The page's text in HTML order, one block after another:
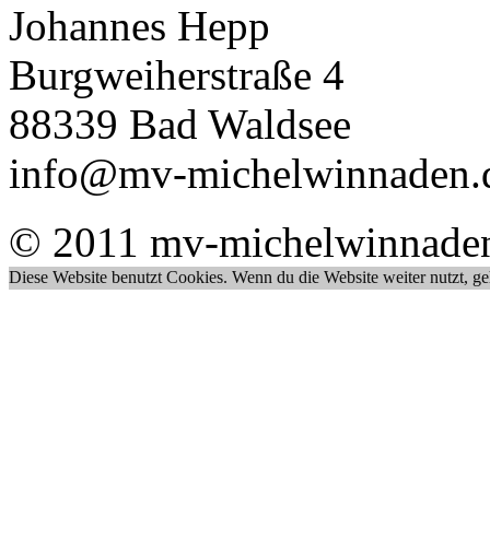
Johannes Hepp
Burgweiherstraße 4
88339 Bad Waldsee
info@mv-
© 2011 mv-
Diese Website benutzt Cookies. Wenn du die Website weiter nutzt,